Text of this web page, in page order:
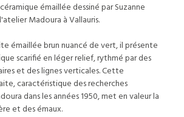
émaillée dessiné par Suzanne
Madoura à Vallauris.
émaillée brun nuancé de vert, il présente
scarifié en léger relief, rythmé par des
et des lignes verticales. Cette
caractéristique des recherches
dans les années 1950, met en valeur la
et des émaux.